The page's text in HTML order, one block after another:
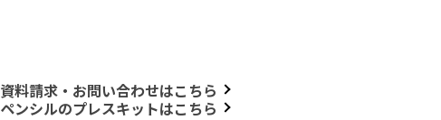
資料請求・お問い合わせはこちら
ペンシルのプレスキットはこちら